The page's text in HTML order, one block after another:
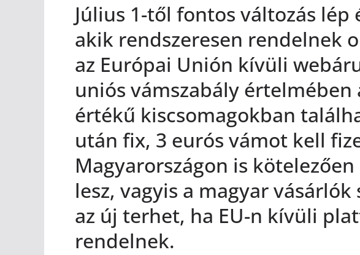
Július 1-től fontos változás lép
akik rendszeresen rendelnek
az Európai Unión kívüli
uniós vámszabály értelmében
értékű kiscsomagokban
után fix, 3 eurós vámot kell
Magyarországon is
lesz, vagyis a magyar
az új terhet, ha EU-n kívüli
rendelnek.